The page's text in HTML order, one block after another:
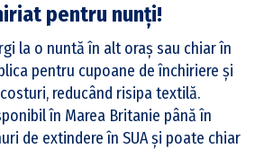
pentru nunți!
la o nuntă în alt oraș sau chiar în
pentru cupoane de închiriere și
reducând risipa textilă.
în Marea Britanie până în
de extindere în SUA și poate chiar